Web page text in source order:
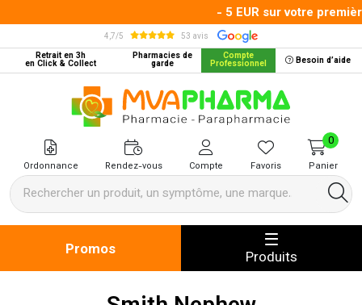
- 5 EUR sur votre
4,7/5
53 avis
Retrait en 3h
en Click & Collect
Pharmacies de
garde
Compte
Professionnel Besoin d’aide
MVA Pharma Votre pharmacie
Ordonnance Rendez-vous Compte Favoris Panier
0
Promos Produits